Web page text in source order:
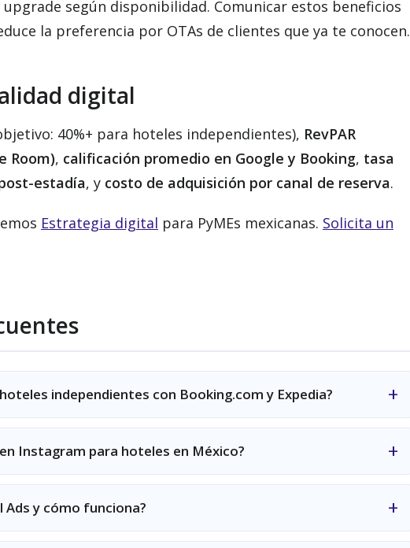
según disponibilidad. Comunicar estos beneficios
la preferencia por OTAs de clientes que ya te conocen.
digital
40%+ para hoteles independientes), RevPAR
Room), calificación promedio en Google y Booking, tasa
estadía, y costo de adquisición por canal de reserva.
Estrategia digital para PyMEs mexicanas. Solicita un
independientes con Booking.com y Expedia?
Instagram para hoteles en México?
Ads y cómo funciona?